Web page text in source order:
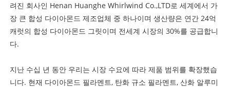
려진 회사인 Henan Huanghe Whirlwind Co.,LTD로 세계에서 가
장 큰 합성 다이아몬드 제조업체 중 하나이며 생산량은 연간 24억
캐럿의 합성 다이아몬드 그릿이며 전세계 시장의 30%를 공급합니
다.
지난 수십 년 동안 우리는 시장 수요에 따라 제품 범위를 확장했습
니다. 현재 다이아몬드 필라멘트, 탄화 규소 필라멘트, 산화 알루미